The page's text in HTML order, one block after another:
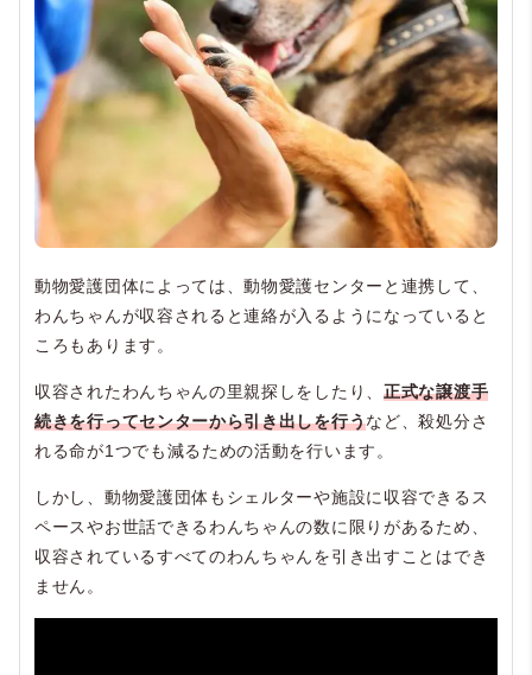
動物愛護団体によっては、動物愛護センターと連携して、
わんちゃんが収容されると連絡が入るようになっていると
ころもあります。
収容されたわんちゃんの里親探しをしたり、 正式な譲渡手
続きを行ってセンターから引き出しを行うなど、殺処分さ
れる命が1つでも減るための活動を行います。
しかし、動物愛護団体もシェルターや施設に収容できるス
ペースやお世話できるわんちゃんの数に限りがあるため、
収容されているすべてのわんちゃんを引き出すことはでき
ません。